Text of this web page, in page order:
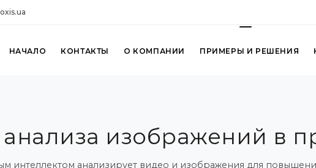
НАЧАЛО КОНТАКТЫ О КОМПАНИИ ПРИМЕРЫ И РЕШЕНИЯ
изображений в
интеллектом анализирует видео и изображения для